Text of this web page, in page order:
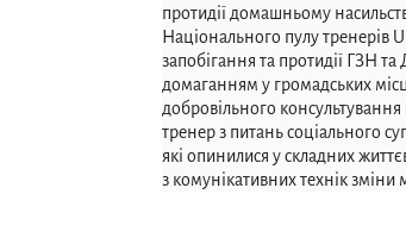
протидії домашньому
Національного пулу тренерів
запобігання та протидії ГЗН
домаганням у громадських
добровільного консультування
тренер з питань соціального
які опинилися у складних
з комунікативних технік зміни